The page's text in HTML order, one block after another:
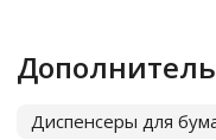
Диспенсеры для